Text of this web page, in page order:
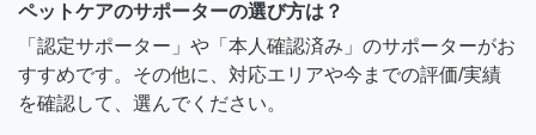
ペットケアのサポーターの選び方は？
「認定サポーター」や「本人確認済み」のサポーターがお
すすめです。その他に、対応エリアや今までの評価/実績
を確認して、選んでください。